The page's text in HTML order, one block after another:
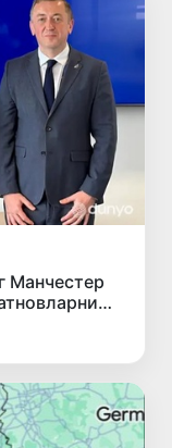
Манчестер